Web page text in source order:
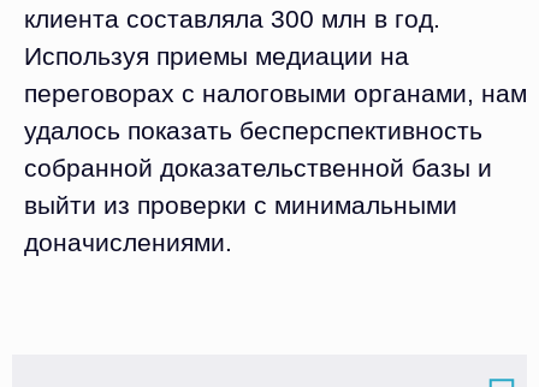
клиента составляла 300 млн в год.
Используя приемы медиации на
переговорах с налоговыми органами, нам
удалось показать бесперспективность
собранной доказательственной базы и
выйти из проверки с минимальными
доначислениями.